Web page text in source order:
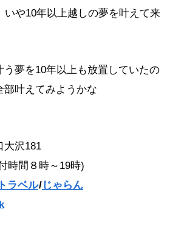
いや10年以上越しの夢を叶えて来
う夢を10年以上も放置していたの
部叶えてみようかな
大沢181
時間８時～19時)
ラベル/じゃらん